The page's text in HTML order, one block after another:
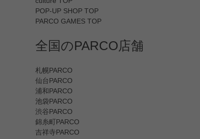
POP-UP SHOP TOP
PARCO GAMES TOP
全国のPARCO店舗
札幌PARCO
仙台PARCO
浦和PARCO
池袋PARCO
渋谷PARCO
錦糸町PARCO
吉祥寺PARCO